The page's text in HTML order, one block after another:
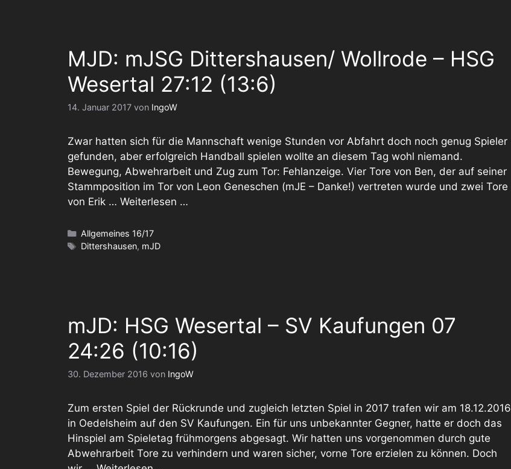
MJD: mJSG Dittershausen/ Wollrode – HSG
Wesertal 27:12 (13:6)
14. Januar 2017 von IngoW
Zwar hatten sich für die Mannschaft wenige Stunden vor Abfahrt doch noch genug Spieler
gefunden, aber erfolgreich Handball spielen wollte an diesem Tag wohl niemand.
Bewegung, Abwehrarbeit und Zug zum Tor: Fehlanzeige. Vier Tore von Ben, der auf seiner
Stammposition im Tor von Leon Geneschen (mJE – Danke!) vertreten wurde und zwei Tore
von Erik … Weiterlesen …
Kategorien
Allgemeines 16/17
Schlagwörter
Dittershausen, mJD
mJD: HSG Wesertal – SV Kaufungen 07
24:26 (10:16)
30. Dezember 2016 von IngoW
Zum ersten Spiel der Rückrunde und zugleich letzten Spiel in 2017 trafen wir am 18.12.2016
in Oedelsheim auf den SV Kaufungen. Ein für uns unbekannter Gegner, hatte er doch das
Hinspiel am Spieletag frühmorgens abgesagt. Wir hatten uns vorgenommen durch gute
Abwehrarbeit Tore zu verhindern und waren sicher, vorne Tore erzielen zu können. Doch